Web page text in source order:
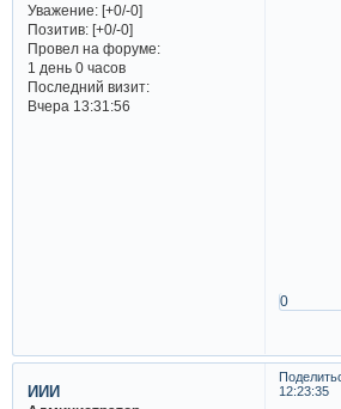
Уважение: [+0/-0]
Позитив: [+0/-0]
Провел на форуме:
1 день 0 часов
Последний визит:
Вчера 13:31:56
0
12:23:35
ИИИ